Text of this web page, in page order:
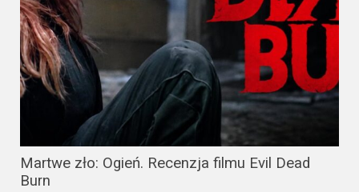
Martwe zło: Ogień. Recenzja filmu Evil Dead
Burn